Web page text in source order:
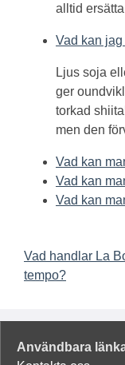
alltid
Vad kan
Ljus soja
ger
torkad
men den
Vad kan
Vad kan
Vad kan
Vad handlar La
tempo?
Användbara